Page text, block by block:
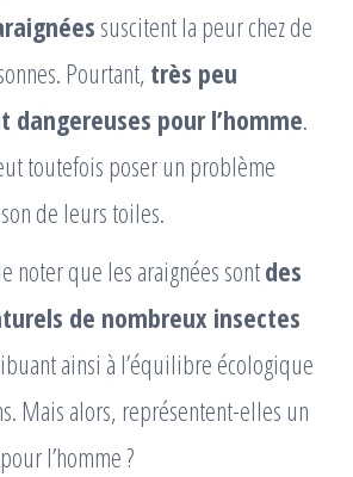
suscitent la peur chez de
Pourtant,très peu
dangereuses pour l’homme.
toutefois poser un problème
de leurs toiles.
noter que les araignées sontdes
de nombreux insectes
ainsi à l’équilibre écologique
Mais alors, représentent-elles un
l’homme ?